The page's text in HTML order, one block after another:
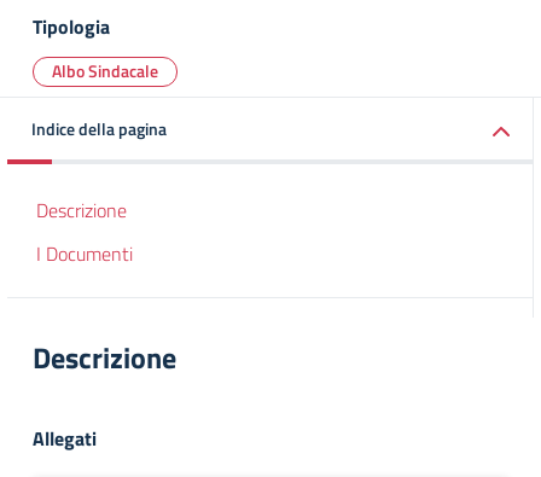
Tipologia
Albo Sindacale
Indice della pagina
Descrizione
I Documenti
Descrizione
Allegati